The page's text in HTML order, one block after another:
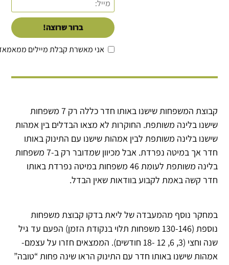
אני מאשרת קבלת מיילים
ברור שרוצה!
קבוצת המשפחות שישנו באותו חדר כללה רק 7 משפחות
שישנו בלינה משותפת. החוקרות לא מצאו הבדלים בין אמהות
שישנו בלינה משותפת לבין אמהות שישנו עם התינוק באותו
חדר אך במיטה נפרדת. אבל מכיוון שמדובר רק ב-7 משפחות
בלינה משותפת לעומת 46 משפחות במיטה נפרדת באותו
חדר קשה באמת לקבוע בוודאות שאין הבדל.
במחקר נוסף מהמעבדה של ליאת בדקו קבוצת משפחות
נוספת (130-146 משפחות תלוי בנקודת הזמן) הפעם עד גיל
שנה וחצי (3, 6, 12 -18 חודשים). הממצאים חזרו על עצמם-
אמהות שישנו באותו חדר עם התינוק הראו שינה פחות “טובה”